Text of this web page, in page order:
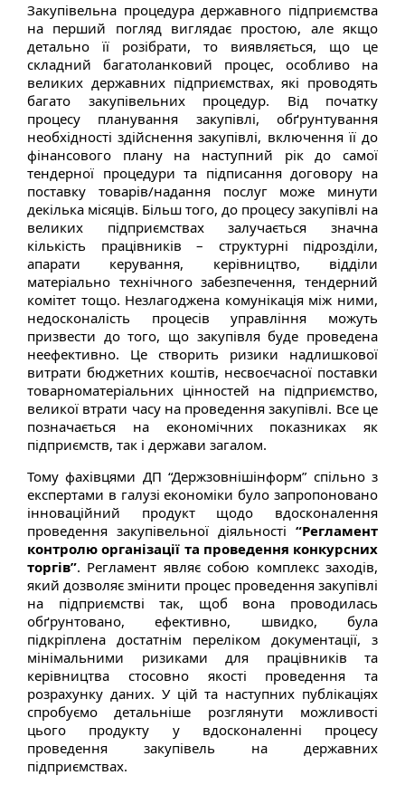
Закупівельна процедура державного підприємства
на перший погляд виглядає простою, але якщо
детально її розібрати, то виявляється, що це
складний багатоланковий процес, особливо на
великих державних підприємствах, які проводять
багато закупівельних процедур. Від початку
процесу планування закупівлі, обґрунтування
необхідності здійснення закупівлі, включення її до
фінансового плану на наступний рік до самої
тендерної процедури та підписання договору на
поставку товарів/надання послуг може минути
декілька місяців. Більш того, до процесу закупівлі на
великих підприємствах залучається значна
кількість працівників – структурні підрозділи,
апарати керування, керівництво, відділи
матеріально технічного забезпечення, тендерний
комітет тощо. Незлагоджена комунікація між ними,
недосконалість процесів управління можуть
призвести до того, що закупівля буде проведена
неефективно. Це створить ризики надлишкової
витрати бюджетних коштів, несвоєчасної поставки
товарно­матеріальних цінностей на підприємство,
великої втрати часу на проведення закупівлі. Все це
позначається на економічних показниках як
підприємств, так і держави загалом.
Тому фахівцями ДП “Держзовнішінформ” спільно з
експертами в галузі економіки було запропоновано
інноваційний продукт щодо вдосконалення
проведення закупівельної діяльності “Регламент
контролю організації та проведення конкурсних
торгів”. Регламент являє собою комплекс заходів,
який дозволяє змінити процес проведення закупівлі
на підприємстві так, щоб вона проводилась
обґрунтовано, ефективно, швидко, була
підкріплена достатнім переліком документації, з
мінімальними ризиками для працівників та
керівництва стосовно якості проведення та
розрахунку даних. У цій та наступних публікаціях
спробуємо детальніше розглянути можливості
цього продукту у вдосконаленні процесу
проведення закупівель на державних
підприємствах.